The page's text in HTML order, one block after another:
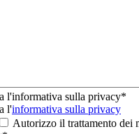
l'informativa sulla privacy*
l'informativa sulla privacy
Autorizzo il trattamento dei